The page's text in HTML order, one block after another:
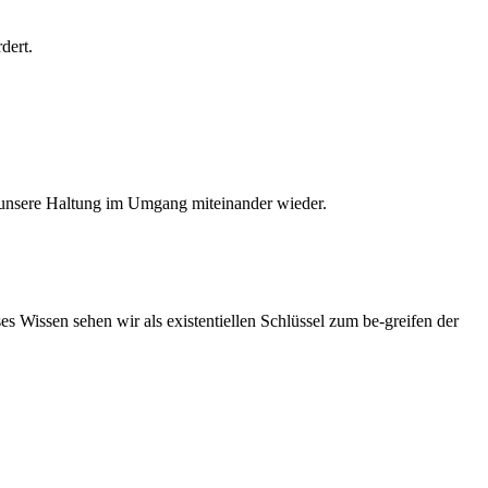
Haltung im Umgang miteinander wieder.
Wissen sehen wir als existentiellen Schlüssel zum be-greifen der